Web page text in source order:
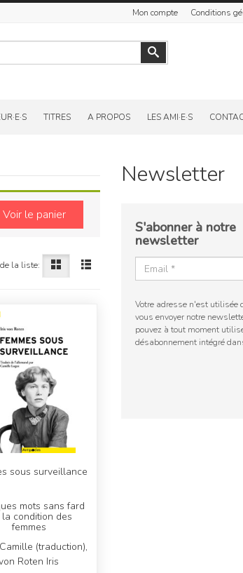
Mon compte Conditions
TITRES A PROPOS LES AMI·E·S
Voir le panier
la liste:
sous surveillance
mots sans fard
condition des
femmes
(traduction),
Roten Iris
Newsletter
S'abonner à notre
newsletter
Votre adresse n'est utilisée
vous envoyer notre
pouvez à tout moment
désabonnement intégré